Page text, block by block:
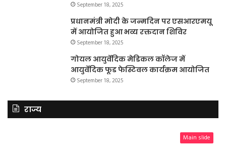
September 18, 2025
प्रधानमंत्री मोदी के जन्मदिन पर एसआरएमयू
में आयोजित हुआ भव्य रक्तदान शिविर
September 18, 2025
गोयल आयुर्वेदिक मेडिकल कॉलेज में
आयुर्वेदिक फूड फेस्टिवल कार्यक्रम आयोजित
September 18, 2025
राज्य
Main slide